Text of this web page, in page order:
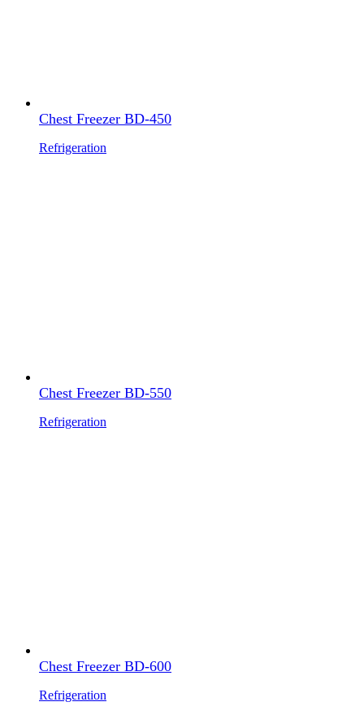
Chest Freezer BD-450
Refrigeration
Chest Freezer BD-550
Refrigeration
Chest Freezer BD-600
Refrigeration